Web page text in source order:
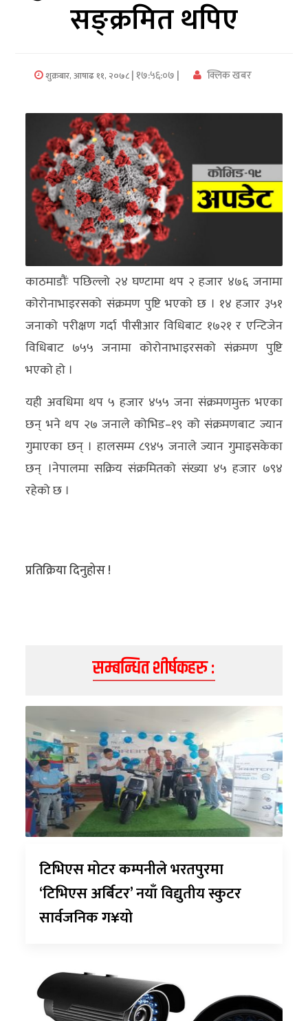
मनाेरञ्जन
विज्ञान
अन्तरर्वार्ता
विचार/
रोचक
अन्य
क्लिक
खबर
विशेष
राशिफल
फोटो
ग्यालरी
सङ्क्रमित थपिए
शुक्रबार, आषाढ ११, २०७८| १७:५६:०७ | क्लिक खबर
काठमाडौंः पछिल्लो २४ घण्टामा थप २ हजार ४७६ जनामा
कोरोनाभाइरसको संक्रमण पुष्टि भएको छ । १४ हजार ३५१
जनाको परीक्षण गर्दा पीसीआर विधिबाट १७२१ र एन्टिजेन
विधिबाट ७५५ जनामा कोरोनाभाइरसको संक्रमण पुष्टि
भएको हो ।
यही अवधिमा थप ५ हजार ४५५ जना संक्रमणमुक्त भएका
छन् भने थप २७ जनाले कोभिड–१९ को संक्रमणबाट ज्यान
गुमाएका छन् । हालसम्म ८९४५ जनाले ज्यान गुमाइसकेका
छन् ।नेपालमा सक्रिय संक्रमितको संख्या ४५ हजार ७९४
रहेको छ ।
प्रतिक्रिया दिनुहोस !
सम्बन्धित शीर्षकहरु :
टिभिएस मोटर कम्पनीले भरतपुरमा
‘टिभिएस अर्बिटर’ नयाँ विद्युतीय स्कुटर
सार्वजनिक ग¥यो